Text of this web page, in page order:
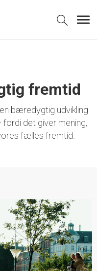
fremtid
bæredygtig udvikling
det giver mening,
fælles fremtid.